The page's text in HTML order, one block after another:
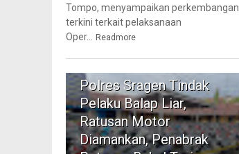
Tompo, menyampaikan perkembangan
terkini terkait pelaksanaan
Oper... Readmore
5
Polres Sragen Tindak
Pelaku Balap Liar,
Ratusan Motor
Diamankan, Penabrak